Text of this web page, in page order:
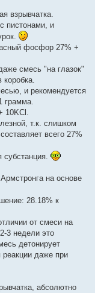
взрывчатка.
пистонами, и
фосфор 27% +
смесь "на глазок"
и рекомендуется
грамма.
10KCl.
т.к. слишком
всего 27%
субстанция.
на основе
28.18% к
от смеси на
3 недели это
детонирует
реакции даже при
абсолютно